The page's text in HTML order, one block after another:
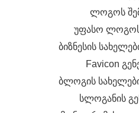
ლოგოს
უფასო ლოგოს
ბიზნესის
Favicon
ბლოგის
სლოგანის